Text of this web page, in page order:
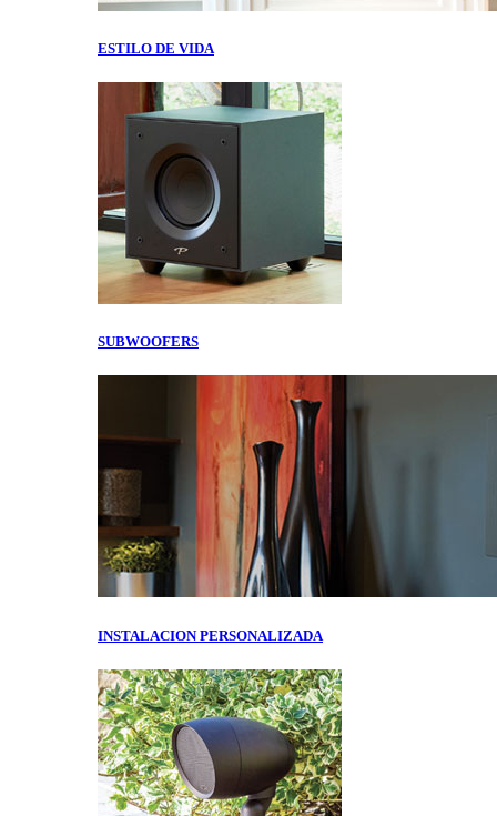
ESTILO DE VIDA
SUBWOOFERS
INSTALACION PERSONALIZADA